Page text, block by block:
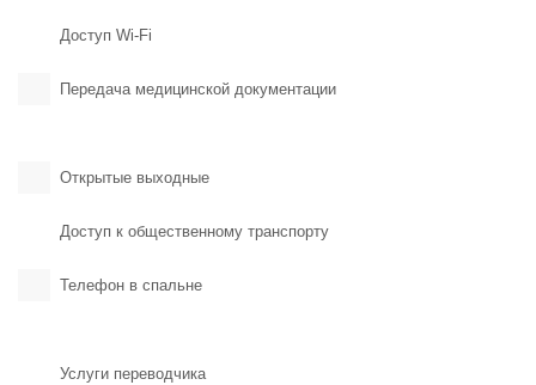
Доступ Wi-Fi
Передача медицинской документации
Открытые выходные
Доступ к общественному транспорту
Телефон в спальне
Услуги переводчика